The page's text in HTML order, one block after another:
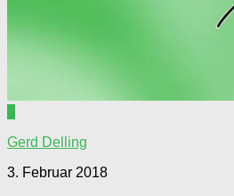
Gerd Delling
3. Februar 2018